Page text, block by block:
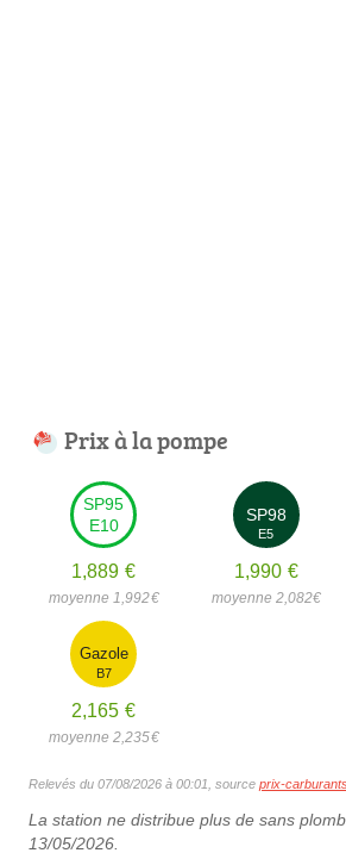
Prix à la pompe
SP95
E10
1,889 €
moyenne 1,992€
SP98
E5
1,990 €
moyenne 2,082€
Gazole
B7
2,165 €
moyenne 2,235€
Relevés du 07/08/2026 à 00:01, source prix-
La station ne distribue plus de sans
13/05/2026.